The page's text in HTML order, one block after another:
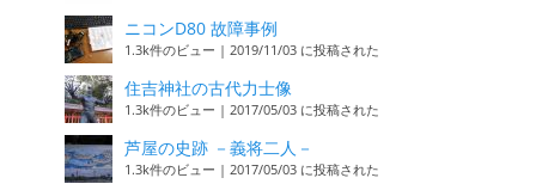
ニコンD80 故障事例
1.3k件のビュー | 2019/11/03 に投稿された
住吉神社の古代力士像
1.3k件のビュー | 2017/05/03 に投稿された
芦屋の史跡 －義将二人－
1.3k件のビュー | 2017/05/03 に投稿された